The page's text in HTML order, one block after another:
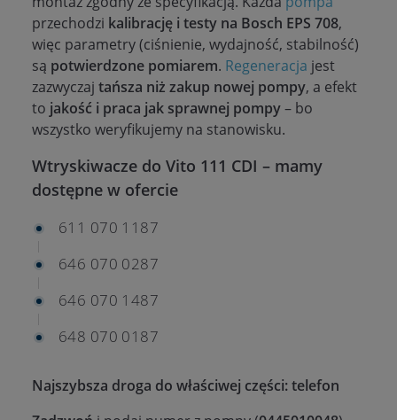
przechodzi kalibrację i testy na Bosch EPS 708,
więc parametry (ciśnienie, wydajność, stabilność)
są potwierdzone pomiarem. Regeneracja jest
zazwyczaj tańsza niż zakup nowej pompy, a efekt
to jakość i praca jak sprawnej pompy– bo
wszystko weryfikujemy na stanowisku.
Wtryskiwacze do Vito 111 CDI – mamy
dostępne w ofercie
611 070 1187
646 070 0287
646 070 1487
648 070 0187
Najszybsza droga do właściwej części: telefon